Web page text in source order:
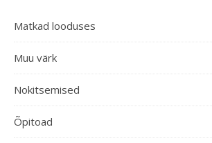
Matkad looduses
Muu värk
Nokitsemised
Õpitoad